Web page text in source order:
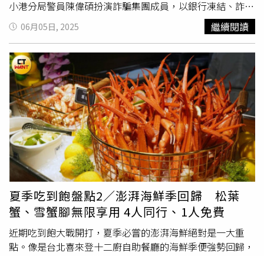
「走在國際山脊上的中華美食」；還有丸莊醬油總經理莊偉
中以「文化傳承的力量」為題，訴說傳統品牌如何堅守價值
與創新並進；來自傳統食品的海瑞摃丸總經理黃世凱，也帶
來「傳產品牌的顛覆與創新」的演說主題；芳成工業總經理
江宗澤分享「突破傳產AI的未來」，而大添生醫廖芳銘則以
「黑溫土＋薑黃＝健康與美」為題，為論壇注入「醫食同
源」的健康觀點。此次論壇專題講座也在最後一場邀請知名
文化評論人兼美食家梁幼祥擔任主講人，他以「美食為什麼
要有文化」為題闡述美食的真諦，講座中，他除了談到台灣
美食歷史與文化的沿革，還分享其新製作的文化美食影集。
這次論壇及系列活動宣示新北市正式進軍國際美食地圖，主
辦單位也表示未來將持續推動城市品牌國際化，攜手業者共
創餐飲的永續發展。
客紅利點數20萬點」(價值10,000元)(3名)、「英國百年公益
瓷器Wedgwood一壺兩杯午茶組」(價值5,940元)(1名)、
「珍珠長項鍊」(價值3,980元)(1名)、「珍珠短項鍊」(價值
2,980元)(2名)、「Offermann圓谷包」(價值2,740元)(1
名)、「Staub馬卡龍餐碗6件組」(價值1,599元)(1名) …等
好禮大獎。另外，開檔首3日6/6~6/8再加碼，內湖店每日限
量排隊前100名，每人免費送「隨意鳥地方餐飲集團 隨意吧
義式手工冰淇淋」1球(每人每日限換1球)，公館店送「7-11
梔子花青茶」或「琥珀小葉紅茶」涼夏飲品乙杯(2選1，每
人每日限換1杯)。漾客日式料理推出2人同行來店用餐，每
桌免費招待價值980元龍蝦餐點（圖／禮客提供）。週年慶
期間，每日更特別熱搜館內國際精品、設計師女裝、運動休
閒服飾鞋款、商務配件行李箱、鍋具...等超過100個知名品
牌推出APP限時優惠價，鎖定55萬名APP會員會推出價差超
有感的商品，例如:內湖店特別嚴選推出MOSCHINO西裝外
套，原價85,500元，17,100元即可帶回家，直接現省
68,400元，夏姿西遊記系列洋裝，原價49,800元，特價
3,980元，直接現省45,820元，公館店祭出SAMSONITE
小港分局警員陳偉碩扮演詐騙集團成員，以銀行凍結、詐欺
共犯等話術試圖取得被害人信任，Mana則將詐欺共犯聽成
以「炸雞丼飯」，成功反制不斷變換偽裝角色的詐團與詐騙
話術，使對方無從得逞。警方表示，劇情靈感取材自Mana
身為日籍高雄媳婦的特殊身份，展現台日文化差異與語言誤
解，Kuso呈現民眾接獲詐騙電話時，如何透過雞同鴨講的
應對拆穿詐術。這種大智若愚的退敵妙招，呼應時下流行生
活哲語：「認真就輸了」。警方亦藉由本片再次宣導民眾，
遇疑似詐騙電話時，一、務必冷靜查證，二、切勿聽從指
示，三、立即撥打165反詐騙專線，或就近向轄區分駐(派
出)所尋求協助。
06月05日, 2025 繼續閱讀
夏季吃到飽盤點2／澎湃海鮮季回歸 松葉
蟹、雪蟹腳無限享用 4人同行、1人免費
近期吃到飽大戰開打，夏季必嘗的澎湃海鮮絕對是一大重
點。像是台北喜來登十二廚自助餐廳的海鮮季便強勢回歸，